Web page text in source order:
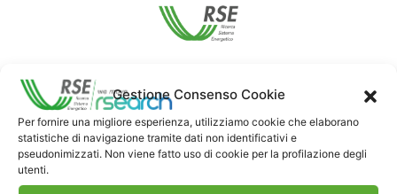
Gestione Consenso Cookie
Per fornire una migliore esperienza, utilizziamo cookie che elaborano
statistiche di navigazione tramite dati non identificativi e
pseudonimizzati. Non viene fatto uso di cookie per la profilazione degli
utenti.
Note Legali
Dove siamo